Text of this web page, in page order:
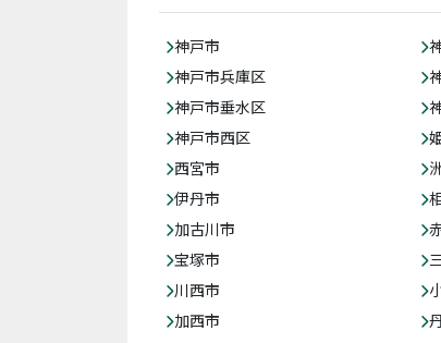
神戸市
神戸市兵庫区
神戸市垂水区
神戸市西区
西宮市
伊丹市
加古川市
宝塚市
川西市
加西市